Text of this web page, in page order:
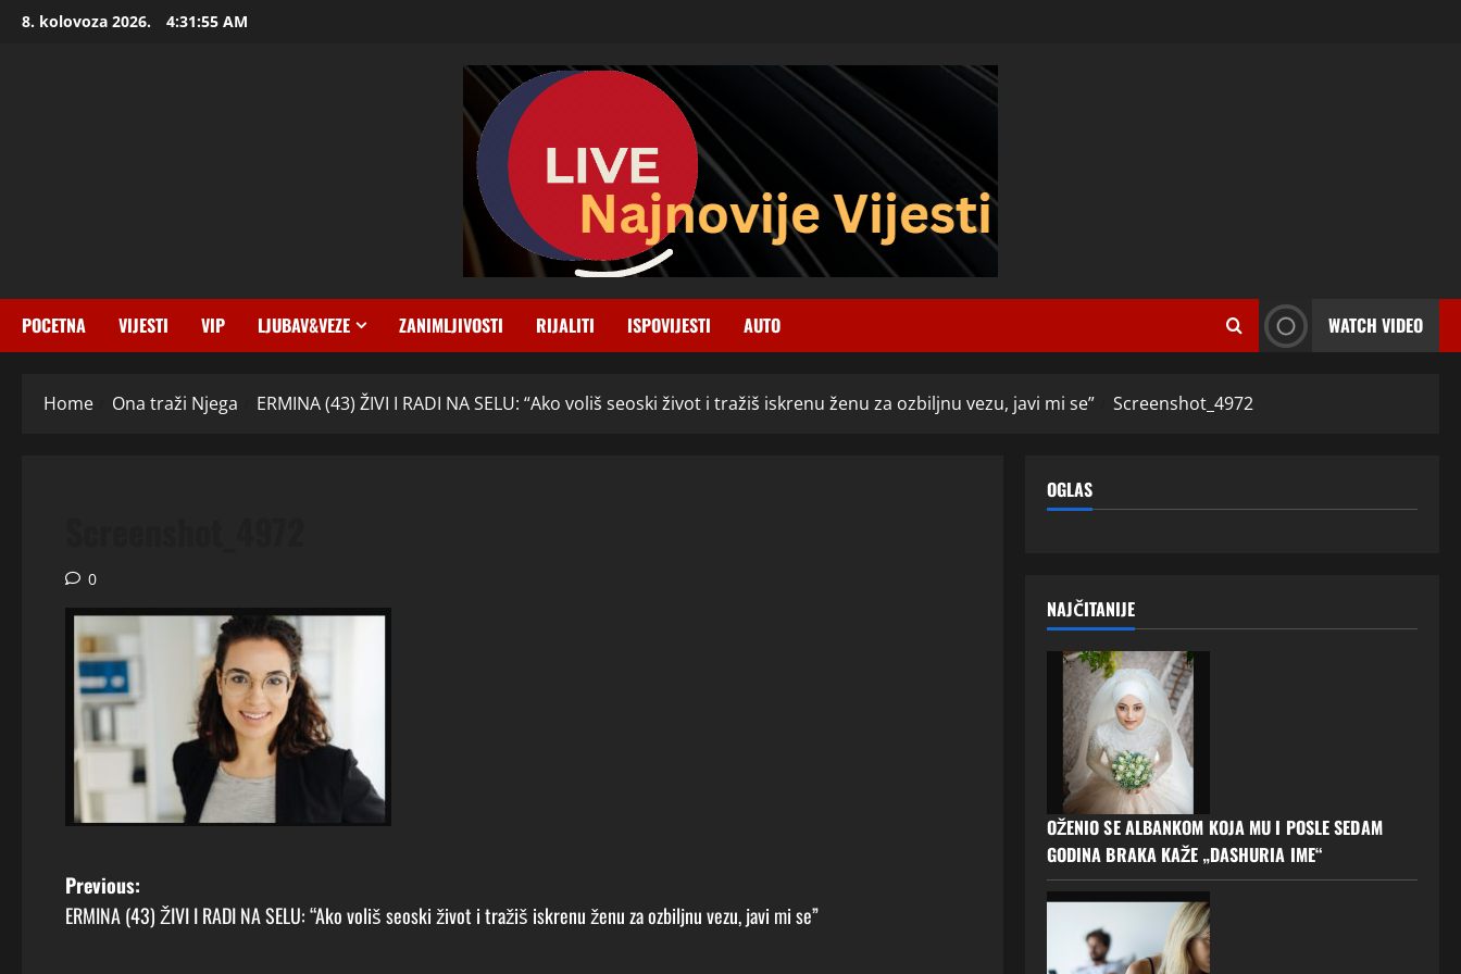
Skip8. kolovoza 2026. 4:31:56 AM
POCETNA VIJESTI VIP LJUBAV&VEZE ZANIMLJIVOSTI RIJALITI ISPOVIJESTI AUTO WATCH VIDEO
Home Ona traži Njega ERMINA (43) ŽIVI I RADI NA SELU: “Ako voliš seoski život i tražiš iskrenu ženu za ozbiljnu vezu, javi mi se” Screenshot_4972
0
P
o
Previous:
ERMINA (43) ŽIVI I RADI NA SELU: “Ako voliš seoski život i tražiš iskrenu ženu za ozbiljnu vezu, javi mi se”
OGLAS
NAJČITANIJE
OŽENIO SE ALBANKOM KOJA MU I POSLE SEDAM
GODINA BRAKA KAŽE „DASHURIA IME“